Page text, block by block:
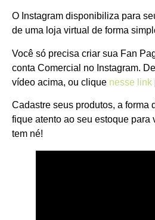
O Instagram disponibiliza para
de uma loja virtual de forma
Você só precisa criar sua Fan
conta Comercial no Instagram.
vídeo acima, ou clique nesse link
Cadastre seus produtos, a forma
fique atento ao seu estoque para
tem né!